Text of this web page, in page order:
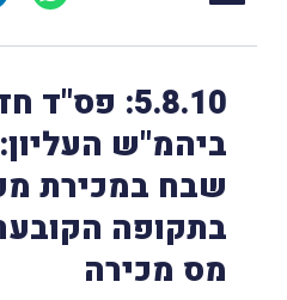
5.8.10:
ביהמ"ש
שבח במכירת
בתקופה
מס מכירה